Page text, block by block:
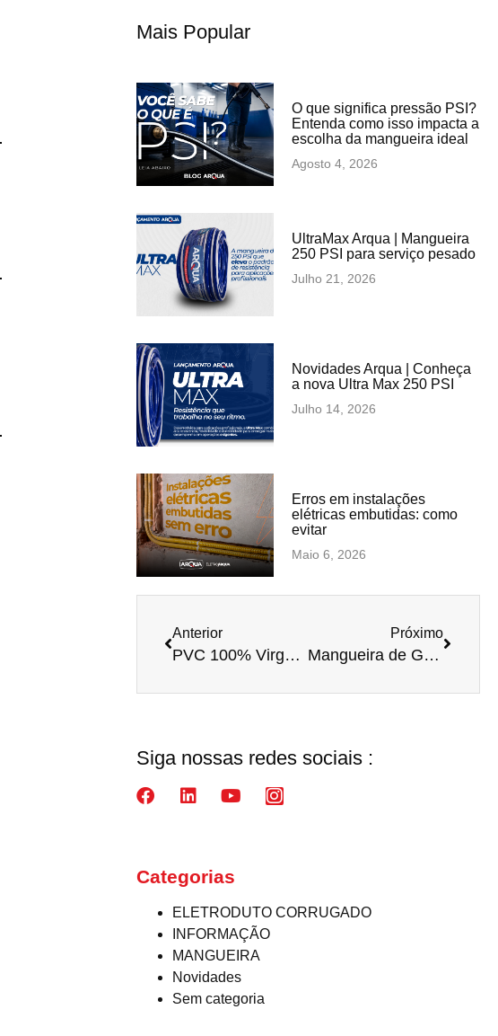
Mais Popular
O que significa pressão PSI?
Entenda como isso impacta a
escolha da mangueira ideal
Agosto 4, 2026
UltraMax Arqua | Mangueira
250 PSI para serviço pesado
Julho 21, 2026
Novidades Arqua | Conheça
a nova Ultra Max 250 PSI
Julho 14, 2026
Erros em instalações
elétricas embutidas: como
evitar
Maio 6, 2026
Anterior
PVC 100% Virgem: O que isso significa na prática e por que garante até 3x mais durabilidade às mangueiras
Próximo
Mangueira de Gás GLP: o que você precisa saber para garantir segurança e qualidade
Siga nossas redes sociais :​
Categorias
ELETRODUTO CORRUGADO
INFORMAÇÃO
MANGUEIRA
Novidades
Sem categoria